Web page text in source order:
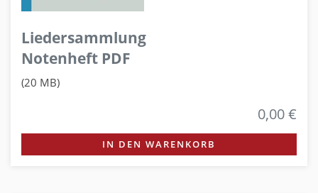
Liedersammlung
Notenheft PDF
(20 MB)
0,00 €
IN DEN WARENKORB